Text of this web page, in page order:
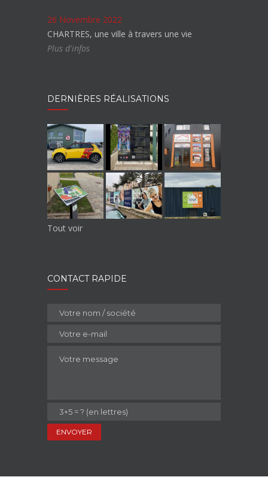
26 Novembre 2022
CHARTRES, une ville à travers une vie
Plus d'infos
DERNIÈRES RÉALISATIONS
Tout voir
CONTACT RAPIDE